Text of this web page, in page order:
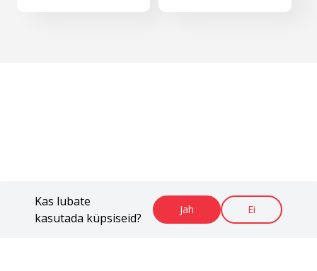
Kas lubate
kasutada küpsiseid?
Jah Ei